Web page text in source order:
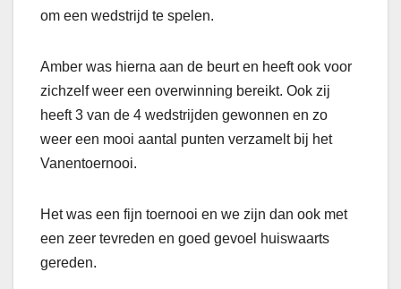
om een wedstrijd te spelen.
Amber was hierna aan de beurt en heeft ook voor
zichzelf weer een overwinning bereikt. Ook zij
heeft 3 van de 4 wedstrijden gewonnen en zo
weer een mooi aantal punten verzamelt bij het
Vanentoernooi.
Het was een fijn toernooi en we zijn dan ook met
een zeer tevreden en goed gevoel huiswaarts
gereden.